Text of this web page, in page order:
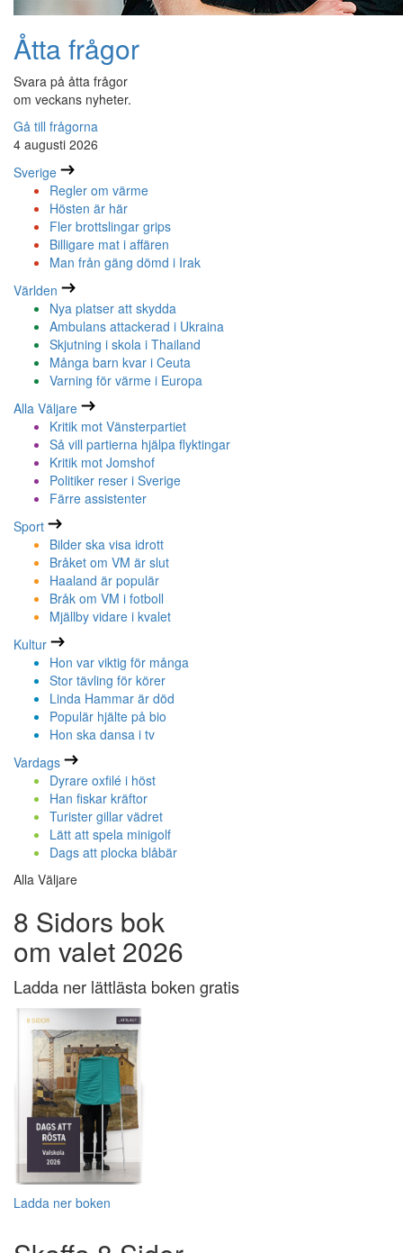
Åtta frågor
Svara på åtta frågor
om veckans nyheter.
Gå till frågorna
4 augusti 2026
Sverige
Regler om värme
Hösten är här
Fler brottslingar grips
Billigare mat i affären
Man från gäng dömd i Irak
Världen
Nya platser att skydda
Ambulans attackerad i Ukraina
Skjutning i skola i Thailand
Många barn kvar i Ceuta
Varning för värme i Europa
Alla Väljare
Kritik mot Vänsterpartiet
Så vill partierna hjälpa flyktingar
Kritik mot Jomshof
Politiker reser i Sverige
Färre assistenter
Sport
Bilder ska visa idrott
Bråket om VM är slut
Haaland är populär
Bråk om VM i fotboll
Mjällby vidare i kvalet
Kultur
Hon var viktig för många
Stor tävling för körer
Linda Hammar är död
Populär hjälte på bio
Hon ska dansa i tv
Vardags
Dyrare oxfilé i höst
Han fiskar kräftor
Turister gillar vädret
Lätt att spela minigolf
Dags att plocka blåbär
Alla Väljare
8 Sidors bok
om valet 2026
Ladda ner lättlästa boken gratis
Ladda ner boken